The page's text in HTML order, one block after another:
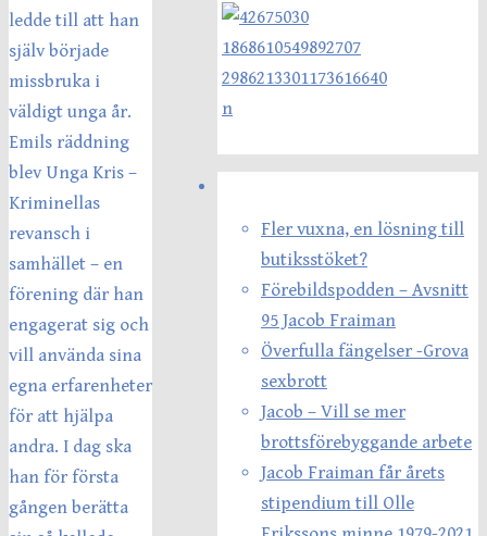
ledde till att han
själv började
missbruka i
väldigt unga år.
Emils räddning
blev Unga Kris –
Kriminellas
revansch i
samhället – en
förening där han
engagerat sig och
vill använda sina
egna erfarenheter
för att hjälpa
andra. I dag ska
han för första
gången berätta
Fler vuxna, en lösning till
butiksstöket?
Förebildspodden – Avsnitt
95 Jacob Fraiman
Överfulla fängelser -Grova
sexbrott
Jacob – Vill se mer
brottsförebyggande arbete
Jacob Fraiman får årets
stipendium till Olle